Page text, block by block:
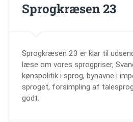
Sprogkræsen 23
Sprogkræsen 23 er klar til
læse om vores sprogpriser,
kønspolitik i sprog, bynavne i
sproget, forsimpling af
godt.